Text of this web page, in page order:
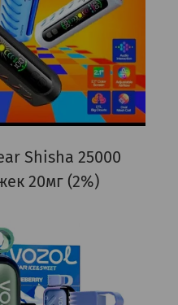
Shisha 25000
20мг (2%)